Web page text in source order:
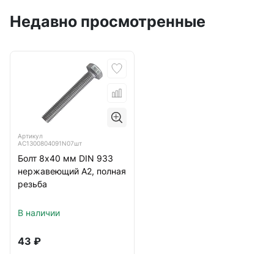
Недавно просмотренные
Артикул
АС1300804091N07шт
Болт 8х40 мм DIN 933
нержавеющий А2, полная
резьба
В наличии
43 ₽